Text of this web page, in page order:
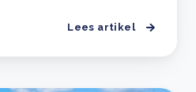
Lees artikel